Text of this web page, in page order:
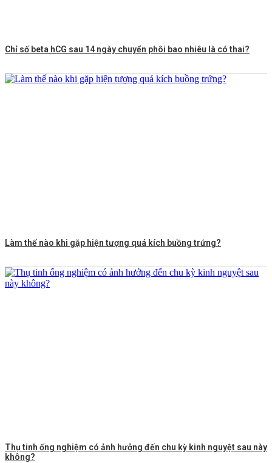
Chỉ số beta hCG sau 14 ngày chuyển phôi bao nhiêu là có thai?
Làm thế nào khi gặp hiện tượng quá kích buồng trứng?
Thụ tinh ống nghiệm có ảnh hưởng đến chu kỳ kinh nguyệt sau này
không?